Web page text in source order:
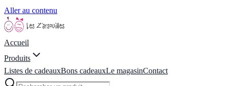
Aller au contenu
Accueil
Produits
Listes de cadeauxBons cadeauxLe magasinContact